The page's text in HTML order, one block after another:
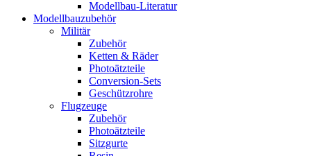
Modellbau-Literatur
Modellbauzubehör
Militär
Zubehör
Ketten & Räder
Photoätzteile
Conversion-Sets
Geschützrohre
Flugzeuge
Zubehör
Photoätzteile
Sitzgurte